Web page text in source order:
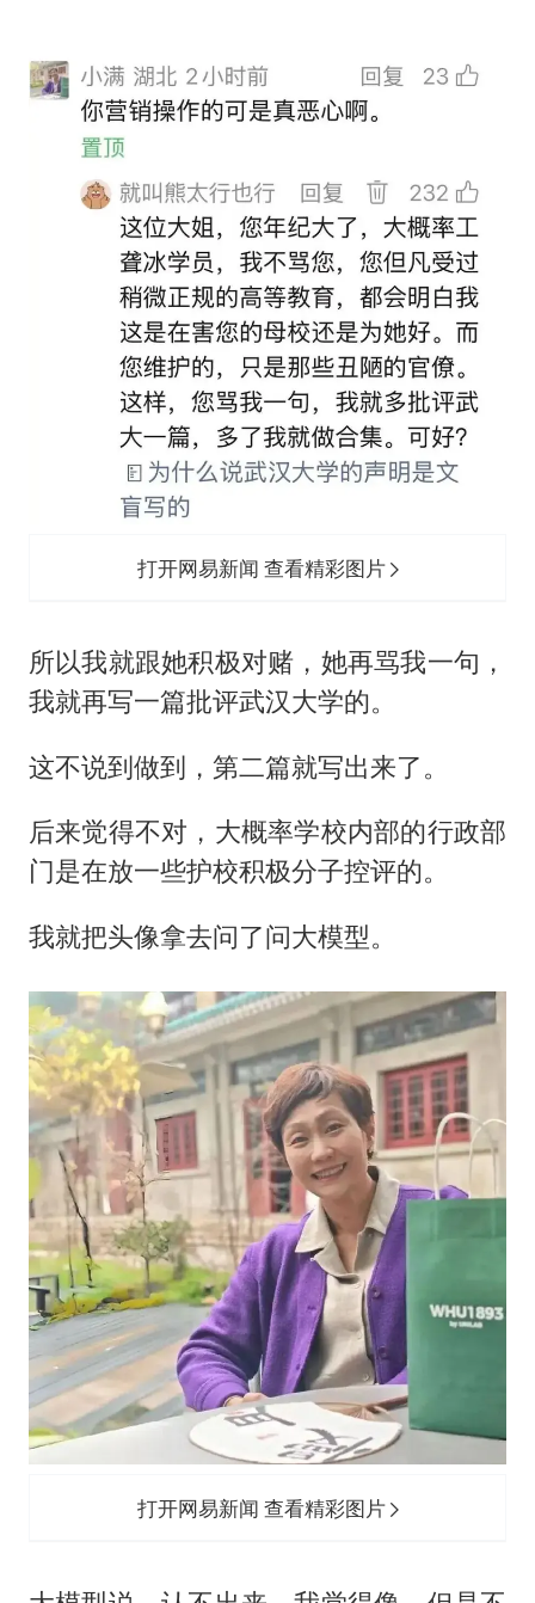
打开网易新闻 查看精彩图片
所以我就跟她积极对赌，她再骂我一句，
我就再写一篇批评武汉大学的。
这不说到做到，第二篇就写出来了。
后来觉得不对，大概率学校内部的行政部
门是在放一些护校积极分子控评的。
我就把头像拿去问了问大模型。
打开网易新闻 查看精彩图片